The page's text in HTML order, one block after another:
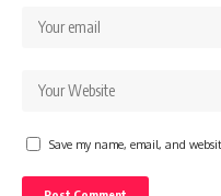
Save my name, email, and